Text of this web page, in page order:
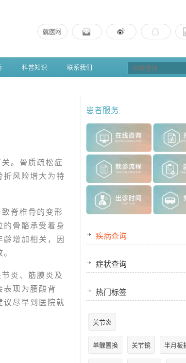
科普知识 联系我们
。骨质疏松症
折风险增大为特
脊椎骨的变形
骨骼承受着身
增加相关，因
炎、筋膜炎及
现为腰酸背
尽早到医院就
患者服务
疾病查询
症状查询
热门标签
关节炎
单髁置换 关节镜 半月板